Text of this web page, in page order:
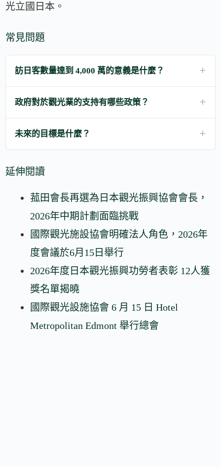
光立國日本。
常見問題
訪日客數量達到 4,000 萬的意義是什麼？
政府對於觀光業的支持有哪些政策？
未來的目標是什麼？
延伸閱讀
菰田會長再選為日本觀光振興協會會長，
2026年中期計劃面臨挑戰
國際觀光施設協會明確法人角色，2026年
度會議於6月15日舉行
2026年度日本觀光振興功勞者表彰 12人獲
獎名單揭曉
國際觀光設施協會 6 月 15 日 Hotel
Metropolitan Edmont 舉行總會